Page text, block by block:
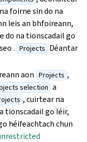
foirne sin do na
leis an bhfoireann,
do na tionscadail go
. Projects Déantar
aon Projects ,
selection a
, cuirtear na
tionscadail go léir,
héifeachtach chun